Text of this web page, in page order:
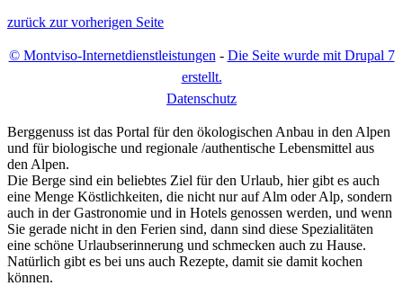
zurück zur vorherigen Seite
© Montviso-Internetdienstleistungen - Die Seite wurde mit Drupal 7
erstellt.
Datenschutz
Berggenuss ist das Portal für den ökologischen Anbau in den Alpen
und für biologische und regionale /authentische Lebensmittel aus
den Alpen.
Die Berge sind ein beliebtes Ziel für den Urlaub, hier gibt es auch
eine Menge Köstlichkeiten, die nicht nur auf Alm oder Alp, sondern
auch in der Gastronomie und in Hotels genossen werden, und wenn
Sie gerade nicht in den Ferien sind, dann sind diese Spezialitäten
eine schöne Urlaubserinnerung und schmecken auch zu Hause.
Natürlich gibt es bei uns auch Rezepte, damit sie damit kochen
können.